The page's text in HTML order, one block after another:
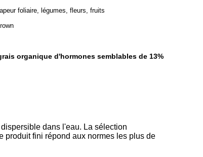
foliaire, légumes, fleurs, fruits
organique d'hormones semblables de 13%
dans l'eau. La sélection
produit fini répond aux normes les plus de